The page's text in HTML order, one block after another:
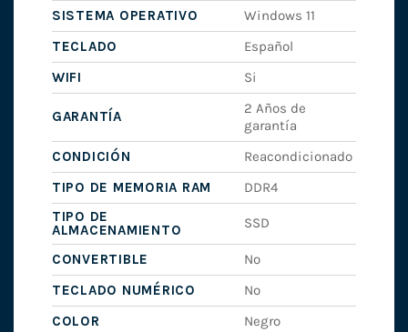
SISTEMA OPERATIVO
Windows 11
TECLADO
Español
WIFI
Si
GARANTÍA
2 Años de
garantía
CONDICIÓN
Reacondicionado
TIPO DE MEMORIA RAM
DDR4
TIPO DE
ALMACENAMIENTO
SSD
CONVERTIBLE
No
TECLADO NUMÉRICO
No
COLOR
Negro